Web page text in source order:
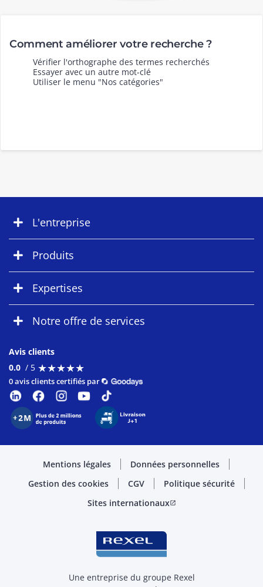
Comment améliorer votre recherche ?
Vérifier l'orthographe des termes recherchés
Essayer avec un autre mot-clé
Utiliser le menu "Nos catégories"
L'entreprise
Produits
Expertises
Notre offre de services
Avis clients
0.0 / 5 ★★★★★
★★★★★
0 avis clients certifiés par
Mentions légales
Données personnelles
Gestion des cookies
CGV
Politique sécurité
Sites internationauxopen_in_new
Une entreprise du groupe Rexel